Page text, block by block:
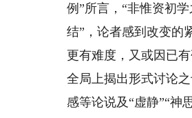
例”所言，“非惟资初
结”，论者感到改变的
更有难度，又或因已
全局上揭出形式讨论
感等论说及“虚静”“神